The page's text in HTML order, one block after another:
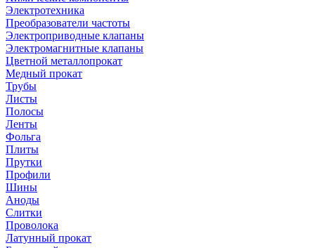
Электротехника
Преобразователи частоты
Электроприводные клапаны
Электромагнитные клапаны
Цветной металлопрокат
Медный прокат
Трубы
Листы
Полосы
Ленты
Фольга
Плиты
Прутки
Профили
Шины
Аноды
Слитки
Проволока
Латунный прокат